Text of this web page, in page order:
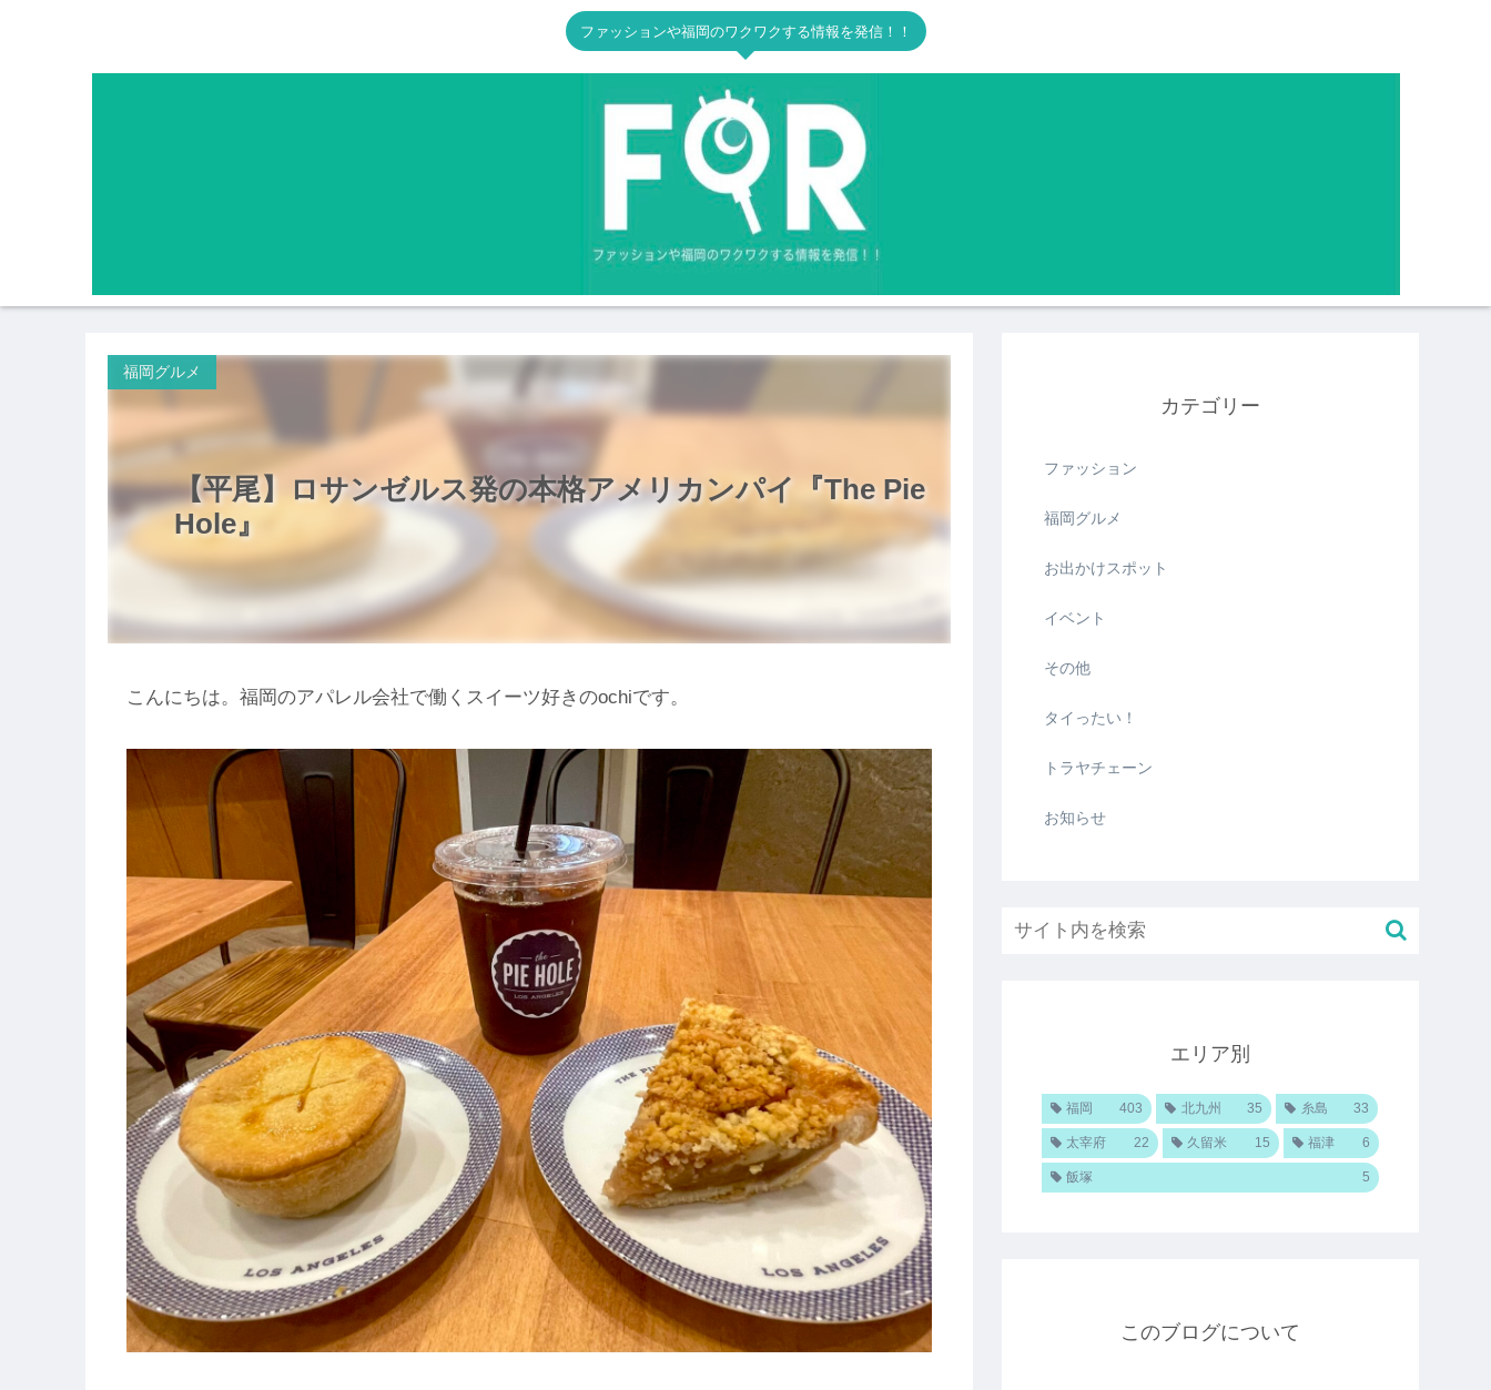
ファッションや福岡のワクワクする情報を発信！！
【平尾】ロサンゼルス発の本格アメリカンパイ『The Pie
Hole』
福岡グルメ
こんにちは。福岡のアパレル会社で働くスイーツ好きのochiです。
カテゴリー
ファッション
福岡グルメ
お出かけスポット
イベント
その他
タイったい！
トラヤチェーン
お知らせ
エリア別
福岡 403 北九州 35 糸島 33
太宰府 22 久留米 15 福津 6
飯塚 5
このブログについて